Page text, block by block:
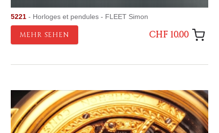
5221 - Horloges et pendules - FLEET Simon
MEHR SEHEN CHF 10.00